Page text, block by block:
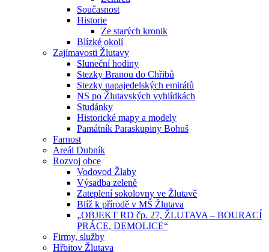
Současnost
Historie
Ze starých kronik
Blízké okolí
Zajímavosti Žlutavy
Sluneční hodiny
Stezky Branou do Chřibů
Stezky napajedelských emirátů
NS po Žlutavských vyhlídkách
Studánky
Historické mapy a modely
Památník Paraskupiny Bohuš
Farnost
Areál Dubník
Rozvoj obce
Vodovod Žlaby
Výsadba zeleně
Zateplení sokolovny ve Žlutavě
Blíž k přírodě v MŠ Žlutava
„OBJEKT RD čp. 27, ŽLUTAVA – BOURACÍ
PRÁCE, DEMOLICE“
Firmy, služby
Hřbitov Žlutava